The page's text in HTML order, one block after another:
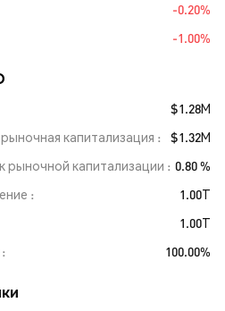
-0.20%
-1.00%
$1.28M
капитализация
$1.32M
рыночной капитализации
0.80 %
1.00T
1.00T
100.00%